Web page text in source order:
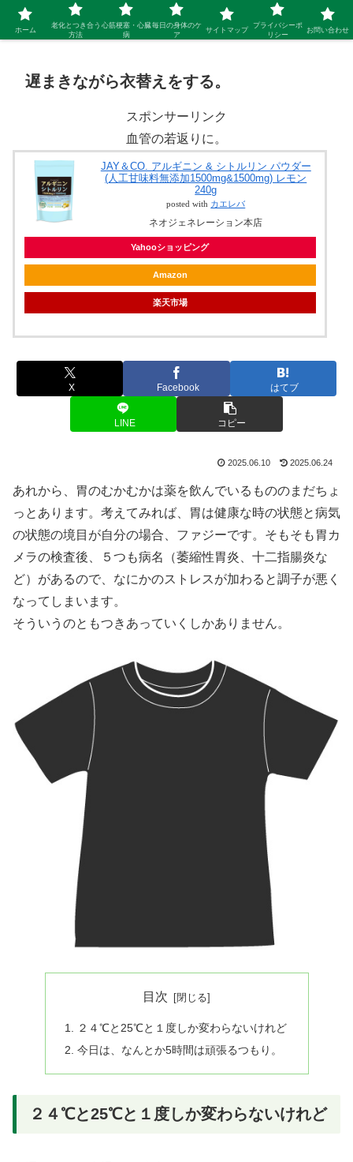
シニア 新しい人生を開拓するブログ
遅まきながら衣替えをする。
スポンサーリンク
血管の若返りに。
JAY＆CO. アルギニン & シトルリン パウダー
(人工甘味料無添加1500mg&1500mg) レモン
240g
posted with カエレバ
ネオジェネレーション本店
Yahooショッピング
Amazon
楽天市場
X Facebook はてブ
LINE コピー
2025.06.10 2025.06.24
あれから、胃のむかむかは薬を飲んでいるもののまだちょ
っとあります。考えてみれば、胃は健康な時の状態と病気
の状態の境目が自分の場合、ファジーです。そもそも胃カ
メラの検査後、５つも病名（萎縮性胃炎、十二指腸炎な
ど）があるので、なにかのストレスが加わると調子が悪く
なってしまいます。
そういうのともつきあっていくしかありません。
目次
２４℃と25℃と１度しか変わらないけれど
今日は、なんとか5時間は頑張るつもり。
２４℃と25℃と１度しか変わらないけれど
ホーム
老化とつき合う
方法
心筋梗塞・心臓
病
毎日の身体のケ
ア
サイトマップ
プライバシーポ
リシー
お問い合わせ